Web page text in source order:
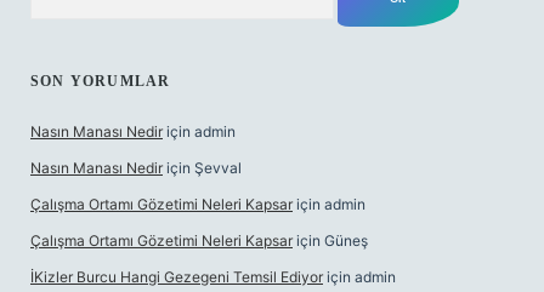
SON YORUMLAR
Nasın Manası Nedir için admin
Nasın Manası Nedir için Şevval
Çalışma Ortamı Gözetimi Neleri Kapsar için admin
Çalışma Ortamı Gözetimi Neleri Kapsar için Güneş
İKizler Burcu Hangi Gezegeni Temsil Ediyor için admin